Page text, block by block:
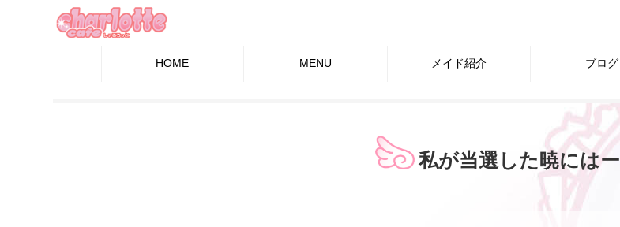
HOME MENU メイド紹介 ブログ
私が当選した暁にはー